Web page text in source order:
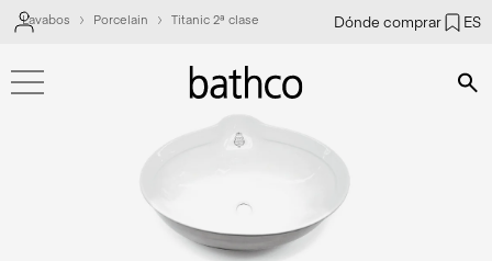
Dónde comprar ES
Lavabos Porcelain Titanic 2ª clase